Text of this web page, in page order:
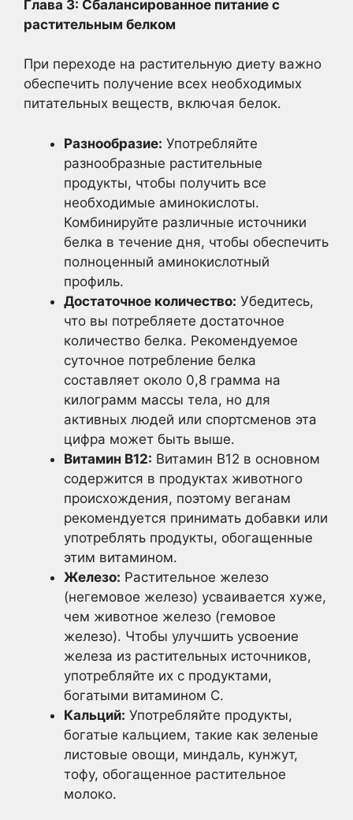
Глава 3: Сбалансированное питание с
растительным белком
При переходе на растительную диету важно
обеспечить получение всех необходимых
питательных веществ, включая белок.
Разнообразие: Употребляйте
разнообразные растительные
продукты, чтобы получить все
необходимые аминокислоты.
Комбинируйте различные источники
белка в течение дня, чтобы обеспечить
полноценный аминокислотный
профиль.
Достаточное количество: Убедитесь,
что вы потребляете достаточное
количество белка. Рекомендуемое
суточное потребление белка
составляет около 0,8 грамма на
килограмм массы тела, но для
активных людей или спортсменов эта
цифра может быть выше.
Витамин B12: Витамин B12 в основном
содержится в продуктах животного
происхождения, поэтому веганам
рекомендуется принимать добавки или
употреблять продукты, обогащенные
этим витамином.
Железо: Растительное железо
(негемовое железо) усваивается хуже,
чем животное железо (гемовое
железо). Чтобы улучшить усвоение
железа из растительных источников,
употребляйте их с продуктами,
богатыми витамином С.
Кальций: Употребляйте продукты,
богатые кальцием, такие как зеленые
листовые овощи, миндаль, кунжут,
тофу, обогащенное растительное
молоко.